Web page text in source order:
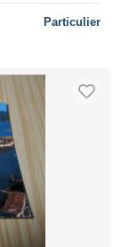
Particulier